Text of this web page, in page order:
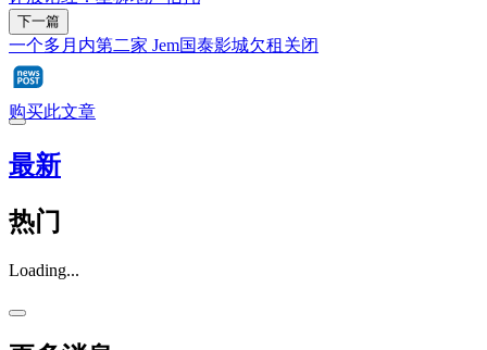
下一篇
一个多月内第二家 Jem国泰影城欠租关闭
购买此文章
最新
热门
Loading...